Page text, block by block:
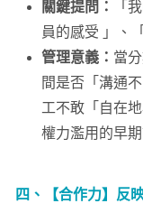
關鍵提問：
「
員的感受 」、
管理意義： 當
間是否「溝通
工不敢「自在
權力濫用的早期
四、【合作力】反